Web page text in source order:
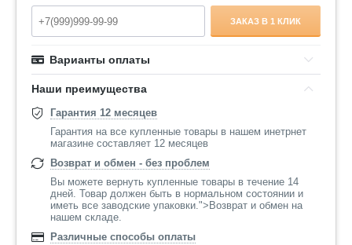
ЗАКАЗ В 1 КЛИК
Варианты оплаты
Наши преимущества
Гарантия 12 месяцев
Гарантия на все купленные товары в нашем инетрнет
магазине составляет 12 месяцев
Возврат и обмен - без проблем
Вы можете вернуть купленные товары в течение 14
дней. Товар должен быть в нормальном состоянии и
иметь все заводские упаковки.">Возврат и обмен на
нашем складе.
Различные способы оплаты